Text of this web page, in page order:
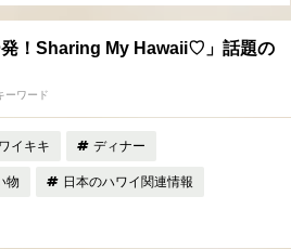
発！Sharing My Hawaii♡」話題の
ーワード
ワイキキ ディナー
物 日本のハワイ関連情報